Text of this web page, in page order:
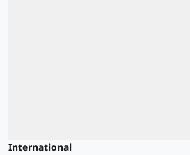
International